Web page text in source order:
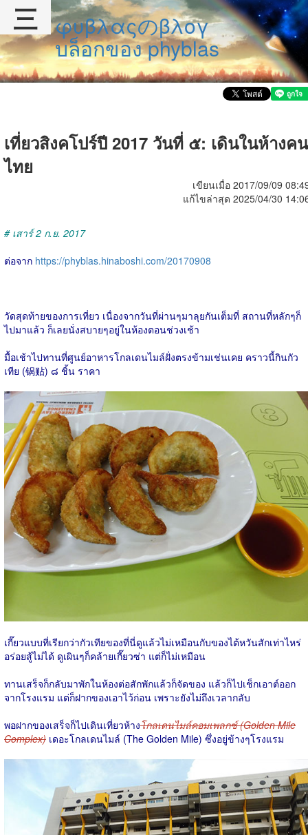
φυβλαςのβλογ
บล็อกของ phyblas
เที่ยวสิงคโปร์ปี 2017 วันที่ ๕: เดินในห้างคน
ไทย
เขียนเมื่อ 2017/09/09
แก้ไขล่าสุด 2025/04/30
# เสาร์ 2 ก.ย. 2017
ต่อจาก https://phyblas.hinaboshi.com/20170908
วัดสุดท้ายของการเที่ยว เนื่องจากวันที่ผ่านๆมาลุยกันเต็มที่ สถานที่หลักๆก็
ไปมาแล้ว ก็เลยนั่งสบายๆอยู่ในห้องตอนช่วงเช้า
มื้อเช้าไปทานที่ศูนย์อาหารโกลเดนไมล์ฝั่งตรงข้ามเช่นเคย คราวนี้กินกัว
เทีย (锅贴) ๘ ชิ้น ราคา
เกี๊ยวแบบที่เรียกว่ากัวเทียของที่นี่ดูแล้วไม่เหมือนกับของไต้หวันสักเท่าไหร่
อร่อยสู้ไม่ได้ ดูเผินๆก็คล้ายเกี๊ยวซ่า แต่ก็ไม่เหมือน
ทานเสร็จก็กลับมาพักในห้องต่อสักพักแล้วก็จัดของ แล้วก็ไปเช็กเอาต์ออก
จากโรงแรม แต่ก็ฝากของเอาไว้ก่อน เพราะยังไม่ถึงเวลากลับ
พอฝากของเสร็จก็ไปเดินเที่ยวห้างโกลเดนไมล์คอมเพลกซ์ (Golden Mile
Complex) เดอะโกลเดนไมล์ (The Golden Mile) ซึ่งอยู่ข้างๆโรงแรม
三